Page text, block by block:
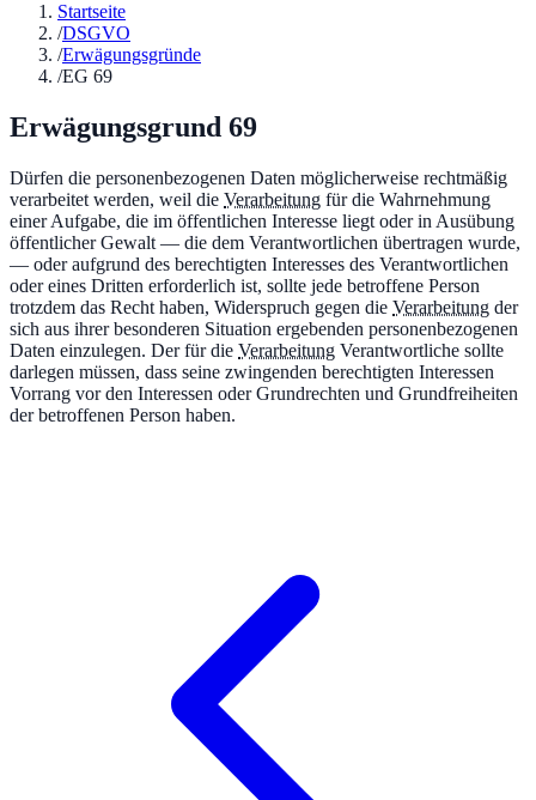
Startseite
/DSGVO
/Erwägungsgründe
/EG 69
Erwägungsgrund 69
Dürfen die personenbezogenen Daten möglicherweise rechtmäßig
verarbeitet werden, weil die Verarbeitung für die Wahrnehmung
einer Aufgabe, die im öffentlichen Interesse liegt oder in Ausübung
öffentlicher Gewalt — die dem Verantwortlichen übertragen wurde,
— oder aufgrund des berechtigten Interesses des Verantwortlichen
oder eines Dritten erforderlich ist, sollte jede betroffene Person
trotzdem das Recht haben, Widerspruch gegen die Verarbeitung der
sich aus ihrer besonderen Situation ergebenden personenbezogenen
Daten einzulegen. Der für die Verarbeitung Verantwortliche sollte
darlegen müssen, dass seine zwingenden berechtigten Interessen
Vorrang vor den Interessen oder Grundrechten und Grundfreiheiten
der betroffenen Person haben.